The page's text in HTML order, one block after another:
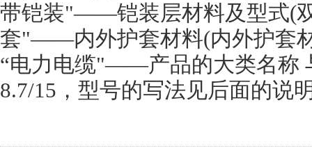
带铠装"——铠装层材料及型式(
套"——内外护套材料(内外护套
“电力电缆"——产品的大类名称
8.7/15，型号的写法见后面的说